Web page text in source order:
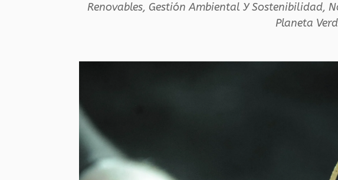
Renovables, Gestión Ambiental Y Sostenibilidad,
Planeta